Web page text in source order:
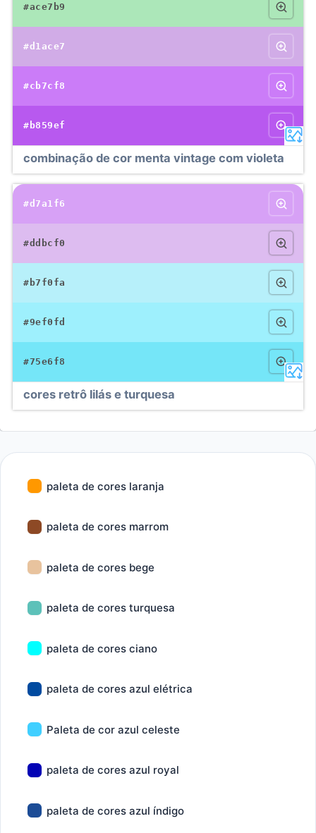
#ace7b9
#d1ace7
#cb7cf8
#b859ef
combinação de cor menta vintage com violeta
#d7a1f6
#ddbcf0
#b7f0fa
#9ef0fd
#75e6f8
cores retrô lilás e turquesa
paleta de cores laranja
paleta de cores marrom
paleta de cores bege
paleta de cores turquesa
paleta de cores ciano
paleta de cores azul elétrica
Paleta de cor azul celeste
paleta de cores azul royal
paleta de cores azul índigo